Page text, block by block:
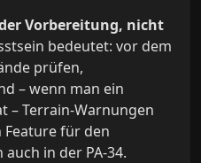
Vorbereitung, nicht
bedeutet: vor dem
prüfen,
– wenn man ein
– Terrain-Warnungen
Feature für den
in der PA-34.